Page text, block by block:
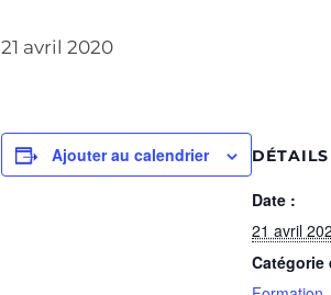
21 avril 2020
Ajouter au calendrier DÉTAILS
Date :
21 avril
Catégorie